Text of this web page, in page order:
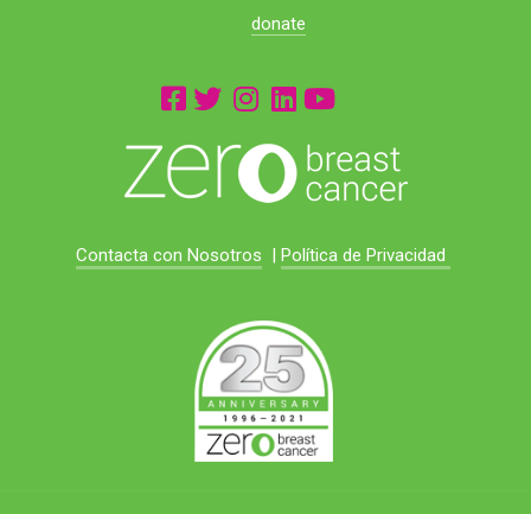
donate
Contacta con Nosotros | Política de Privacidad